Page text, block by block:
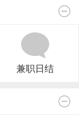
兼职日结